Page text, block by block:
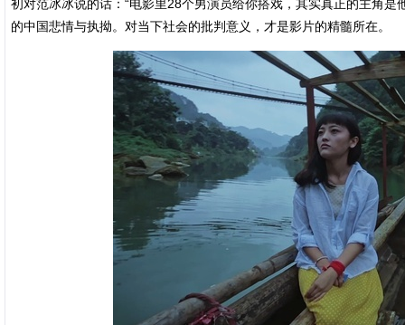
初对范冰冰说的话：“电影里28个男演员给你搭戏，其实真正的主角是
的中国悲情与执拗。对当下社会的批判意义，才是影片的精髓所在。